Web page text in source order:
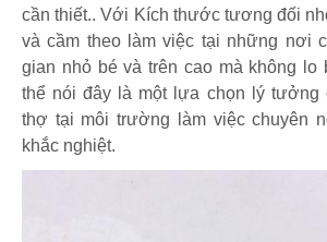
cần thiết.. Với Kích thước tương đối
và cầm theo làm việc tại những nơi
gian nhỏ bé và trên cao mà không lo
thể nói đây là một lựa chọn lý tưởng
thợ tại môi trường làm việc chuyên
khắc nghiệt.